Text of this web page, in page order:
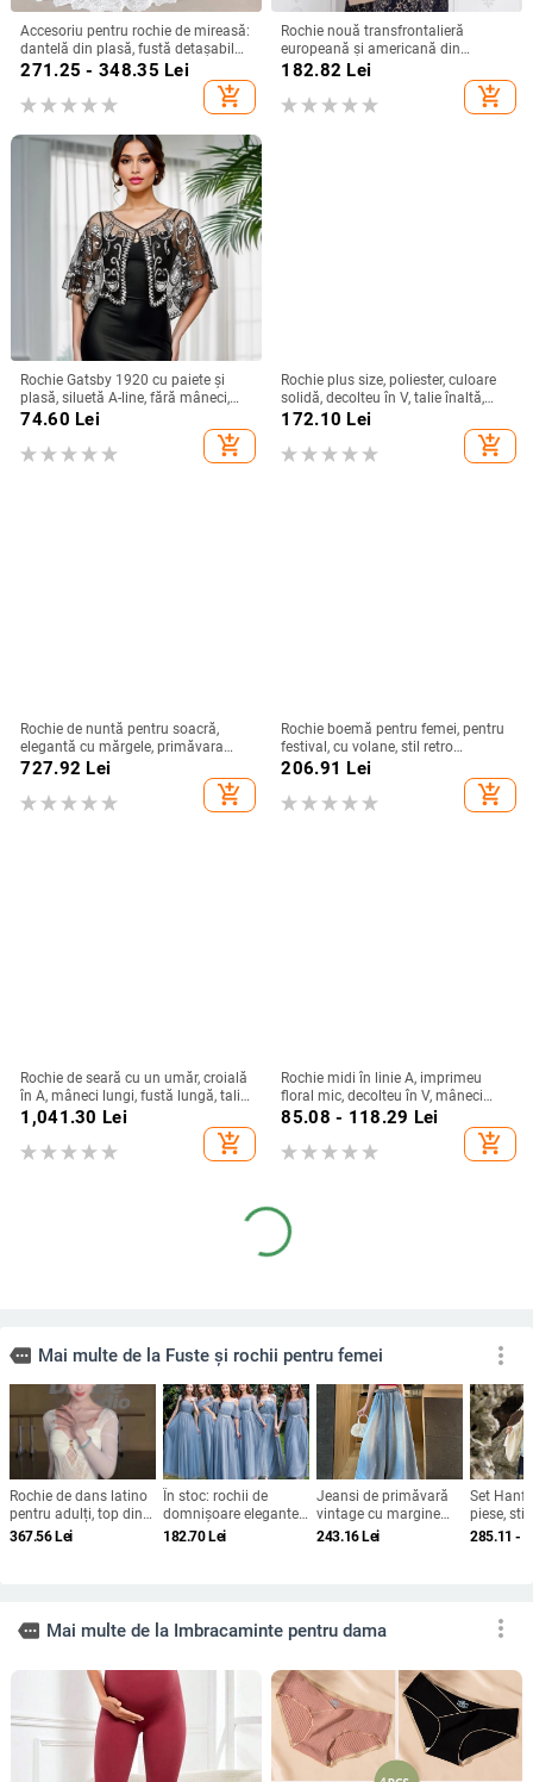
Accesoriu pentru rochie de mireasă:
dantelă din plasă, fustă detașabilă
cu tren lung, fără mâneci, talie
271.25 - 348.35 Lei
add_shopping_cart
Rochie nouă transfrontalieră
europeană și americană din
dantelă, cu guler rotund, subțire,
182.82 Lei
add_shopping_cart
Rochie Gatsby 1920 cu paiete și
plasă, siluetă A-line, fără mâneci,
decolteu adânc în V, cu mărgele.
74.60 Lei
add_shopping_cart
Rochie plus size, poliester, culoare
solidă, decolteu în V, talie înaltă,
croială A-line, lungime medie,
172.10 Lei
add_shopping_cart
Rochie de nuntă pentru soacră,
elegantă cu mărgele, primăvara
2026, lungime 113 cm, poliester
727.92 Lei
add_shopping_cart
Rochie boemă pentru femei, pentru
festival, cu volane, stil retro
occidental, tiv neregulat, mâneci
206.91 Lei
add_shopping_cart
Rochie de seară cu un umăr, croială
în A, mâneci lungi, fustă lungă, talie
înaltă
1,041.30 Lei
add_shopping_cart
Rochie midi în linie A, imprimeu
floral mic, decolteu în V, mâneci
scurte.
85.08 - 118.29 Lei
add_shopping_cart
Mai multe de la Fuste și rochii pentru femei
pentru adulți, top din
dantelă și fustă cu
ciucuri, nylon 95%+,
textură creponată,
toamnă 2024
367.56Lei
domnișoare elegante,
stil nou 2026, lungi,
croială slim, pentru
petreceri, absolvire și
cor, pentru femei
182.70Lei
vintage cu margine
rulată, croială dreaptă
pentru femei, stil
american, croială
lejeră, wide-leg
243.16Lei
piese, stil
brocard
și fustă
285.11 -
more Mai multe de la Imbracaminte pentru dama more_vert